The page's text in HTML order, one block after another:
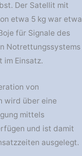
Der Satellit mit
etwa 5 kg war etwa
für Signale des
Notrettungssystems
im Einsatz.
von
wird über eine
mittels
und ist damit
ausgelegt.